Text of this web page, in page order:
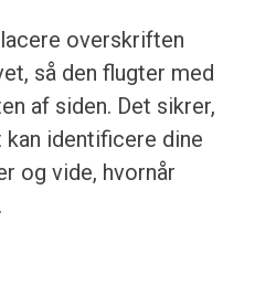
overskriften
så den flugter med
af siden. Det sikrer,
identificere dine
og vide, hvornår